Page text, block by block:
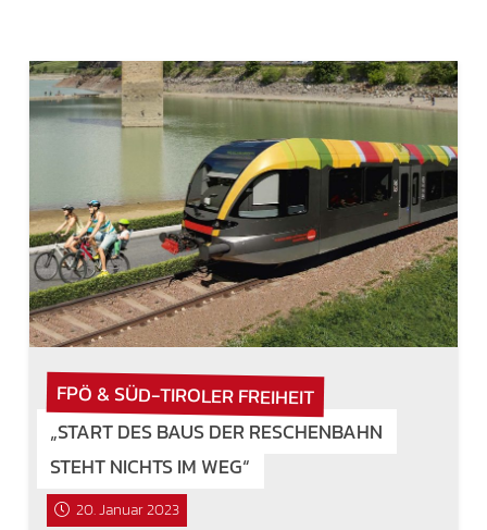
FPÖ & SÜD-TIROLER FREIHEIT
„START DES BAUS DER RESCHENBAHN
STEHT NICHTS IM WEG“
20. Januar 2023